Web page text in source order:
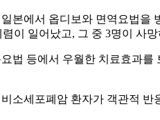
본에서 옵디보와 면역요법
이 일어났고, 그 중 3명이 사
법 등에서 우월한 치료효과
소세포폐암 환자가 객관적